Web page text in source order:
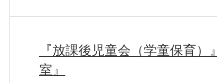
『放課後児童会（学童保育
室』